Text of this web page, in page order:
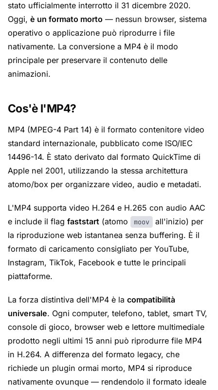
stato ufficialmente interrotto il 31 dicembre 2020.
Oggi, è un formato morto — nessun browser, sistema
operativo o applicazione può riprodurre i file
nativamente. La conversione a MP4 è il modo
principale per preservare il contenuto delle
animazioni.
Cos'è l'MP4?
MP4 (MPEG-4 Part 14) è il formato contenitore video
standard internazionale, pubblicato come ISO/IEC
14496-14. È stato derivato dal formato QuickTime di
Apple nel 2001, utilizzando la stessa architettura
atomo/box per organizzare video, audio e metadati.
L'MP4 supporta video H.264 e H.265 con audio AAC
e include il flag faststart (atomo moov
all'inizio) per
la riproduzione web istantanea senza buffering. È il
formato di caricamento consigliato per YouTube,
Instagram, TikTok, Facebook e tutte le principali
piattaforme.
La forza distintiva dell'MP4 è la compatibilità
universale. Ogni computer, telefono, tablet, smart TV,
console di gioco, browser web e lettore multimediale
prodotto negli ultimi 15 anni può riprodurre file MP4
in H.264. A differenza del formato legacy, che
richiede un plugin ormai morto, MP4 si riproduce
nativamente ovunque — rendendolo il formato ideale